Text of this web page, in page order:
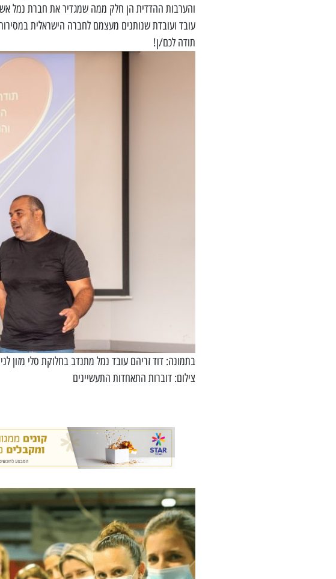
והערבות ההדדית הן חלק ממה שמגדיר את חברת נמל
עובד ועובדת שנותנים מעצמם לחברה הישראלית
תודה לכם/ן!
בתמונה: דוד זריהם עובד נמל מתנדב בחלוקת סלי מזון
צילום: דוברות התאחדות התעשיינים